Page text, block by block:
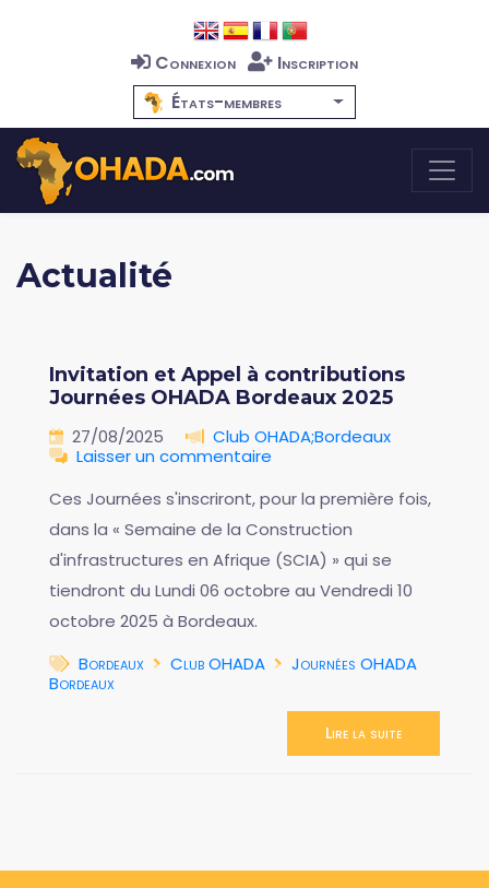
Connexion
Inscription
États-membres
Actualité
Invitation et Appel à contributions
Journées OHADA Bordeaux 2025
27/08/2025
Club OHADA;Bordeaux
Laisser un commentaire
Ces Journées s'inscriront, pour la première fois,
dans la « Semaine de la Construction
d'infrastructures en Afrique (SCIA) » qui se
tiendront du Lundi 06 octobre au Vendredi 10
octobre 2025 à Bordeaux.
Bordeaux
Club OHADA
Journées OHADA
Bordeaux
Lire la suite